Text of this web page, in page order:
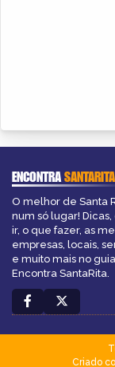
ENCONTRASANTARITA
O melhor de Santa
num só lugar! Dicas,
ir, o que fazer, as
empresas, locais,
e muito mais no guia
Encontra SantaRita.
Criado